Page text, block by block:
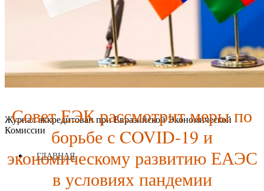
Журнал аккредитован при Евразийской Экономической
Комиссии
ГЛАВНАЯ
Совет ЕЭК рассмотрит меры по
борьбе с COVID-19 и
экономическому развитию ЕАЭС
в условиях пандемии